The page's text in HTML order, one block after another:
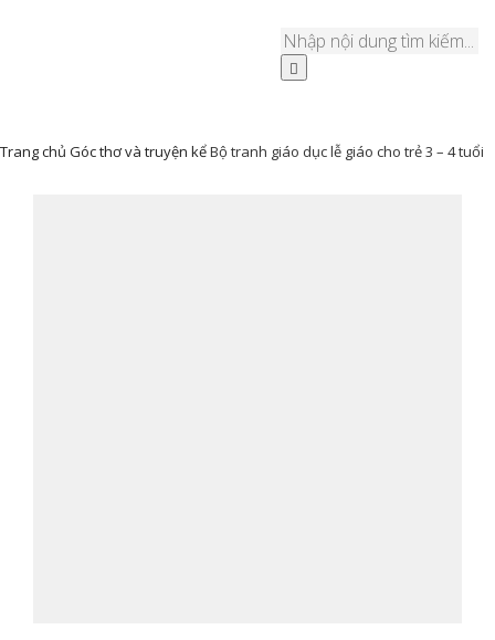
Trang chủ Góc thơ và truyện kểBộ tranh giáo dục lễ giáo cho trẻ 3 – 4 tuổi